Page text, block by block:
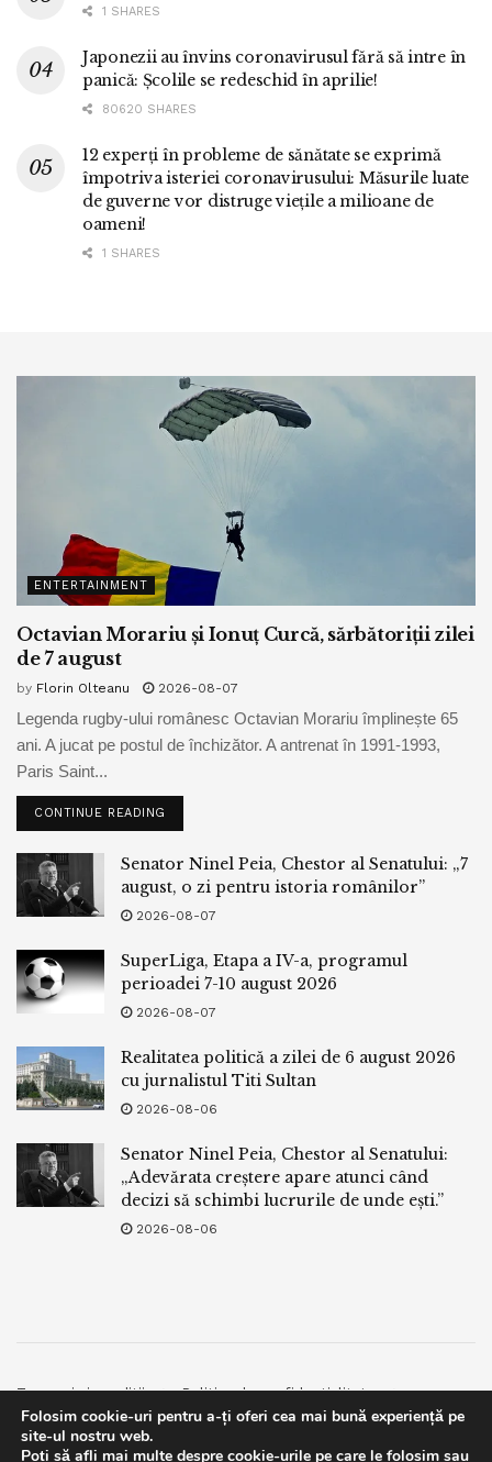
1 SHARES
Japonezii au învins coronavirusul fără să intre în
panică: Școlile se redeschid în aprilie!
80620 SHARES
12 experți în probleme de sănătate se exprimă
împotriva isteriei coronavirusului: Măsurile luate
de guverne vor distruge viețile a milioane de
oameni!
1 SHARES
ENTERTAINMENT
Octavian Morariu și Ionuț Curcă, sărbătoriții zilei
de 7 august
by Florin Olteanu 2026-08-07
Legenda rugby-ului românesc Octavian Morariu împlinește 65
ani. A jucat pe postul de închizător. A antrenat în 1991-1993,
Paris Saint...
CONTINUE READING
Senator Ninel Peia, Chestor al Senatului: „7
august, o zi pentru istoria românilor”
2026-08-07
SuperLiga, Etapa a IV-a, programul
perioadei 7-10 august 2026
2026-08-07
Realitatea politică a zilei de 6 august 2026
cu jurnalistul Titi Sultan
2026-08-06
Senator Ninel Peia, Chestor al Senatului:
„Adevărata creștere apare atunci când
decizi să schimbi lucrurile de unde ești.”
2026-08-06
Termeni si conditii
Politica de confidentialitate
Facebook
Contact
© 2019bpnews- Business & Politics Newsbpnews.
Folosim cookie-uri pentru a-ți oferi cea mai bună experiență pe
site-ul nostru web.
Poți să afli mai multe despre cookie-urile pe care le folosim sau